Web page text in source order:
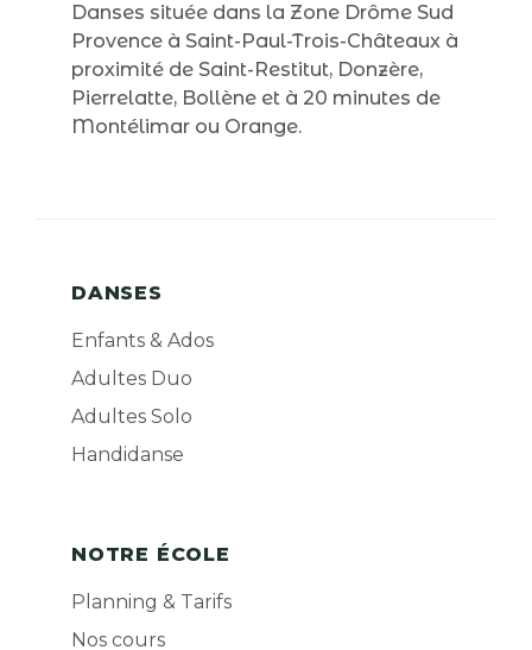
Danses située dans la Zone Drôme Sud
Provence à Saint-Paul-Trois-Châteaux à
proximité de Saint-Restitut, Donzère,
Pierrelatte, Bollène et à 20 minutes de
Montélimar ou Orange.
DANSES
Enfants & Ados
Adultes Duo
Adultes Solo
Handidanse
NOTRE ÉCOLE
Planning & Tarifs
Nos cours